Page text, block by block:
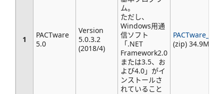
1
PACTware
5.0
Version
5.0.3.2
(2018/4)
ム。
ただし、
Windows用通
信ソフト
「.NET
Framework2.0
または3.5、お
よび4.0」がイ
ンストールさ
れていること
(zip) 34.9MB